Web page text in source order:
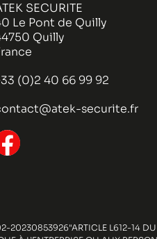
SECURITE
Le Pont de Quilly
Quilly
(0)2 40 66 99 92
securite.fr
L612-14 DU